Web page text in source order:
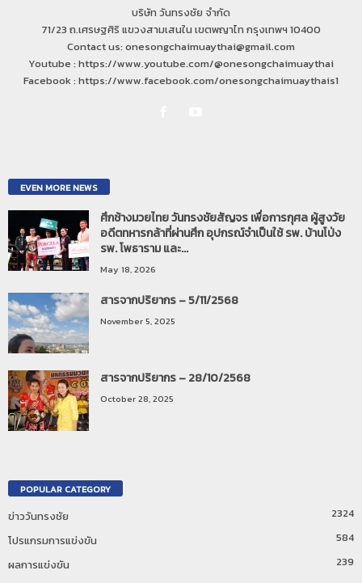
บริษัท วันทรงชัย จำกัด
71/23 ถ.เศรษฐศิริ แขวงสามเสนใน เขตพญาไท กรุงเทพฯ 10400
Contact us: onesongchaimuaythai@gmail.com
Youtube : https://www.youtube.com/@onesongchaimuaythai
Facebook : https://www.facebook.com/onesongchaimuaythais1
EVEN MORE NEWS
ศึกช้างมวยไทย วันทรงชัยสัญจร เพื่อการกุศล ผู้สูงวัย
อดีตทหารกล้าที่ผ่านศึก อุปกรณ์จำเป็นใช้ รพ. บ้านโป่ง
รพ. โพธาราม และ...
May 18, 2026
สารจากปริยากร – 5/11/2568
November 5, 2025
สารจากปริยากร – 28/10/2568
October 28, 2025
POPULAR CATEGORY
ข่าววันทรงชัย
2324
โปรแกรมการแข่งขัน
584
ผลการแข่งขัน
239